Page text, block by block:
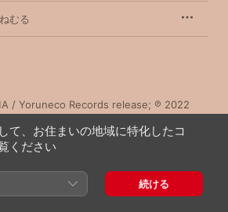
むる
/ Yoruneco Records release; ℗ 2022
て、お住まいの地域に特化したコ
ください
続ける